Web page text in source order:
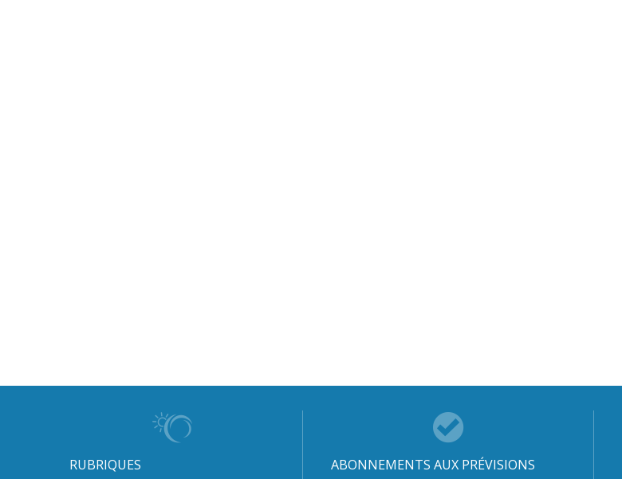
RUBRIQUES ABONNEMENTS AUX PRÉVISIONS